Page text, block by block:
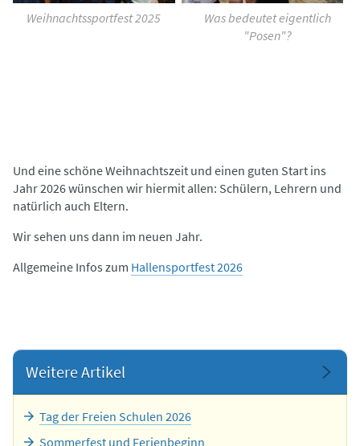
Weihnachtssportfest 2025
Was bedeutet eigentlich
"Posen"?
Und eine schöne Weihnachtszeit und einen guten Start ins
Jahr 2026 wünschen wir hiermit allen: Schülern, Lehrern und
natürlich auch Eltern.
Wir sehen uns dann im neuen Jahr.
Allgemeine Infos zum Hallensportfest 2026
Weitere Artikel
Tag der Freien Schulen 2026
Sommerfest und Ferienbeginn